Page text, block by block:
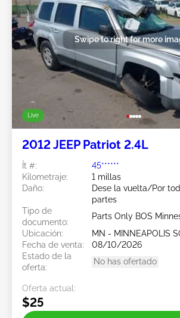
Live
Swipe to right for more
2012 JEEP Patriot 2.4L
Ít #:
45******
Kilometraje:
1 millas
Daño:
Dese la vuelta/Por
partes
Tipo de
documento:
Parts Only BOS
Ubicación:
MN - MINNEAPOLIS
Fecha de venta:
08/10/2026
Estado de la
oferta:
No has ofertado
Oferta actual:
$25